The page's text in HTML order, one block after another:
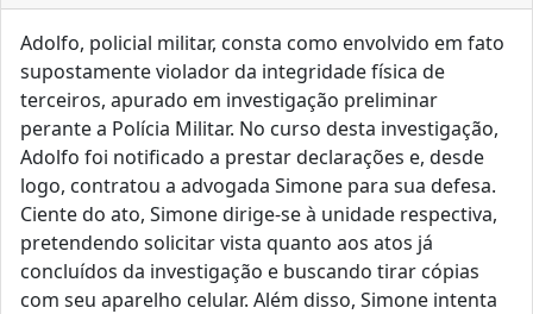
Adolfo, policial militar, consta como envolvido em fato
supostamente violador da integridade física de
terceiros, apurado em investigação preliminar
perante a Polícia Militar. No curso desta investigação,
Adolfo foi notificado a prestar declarações e, desde
logo, contratou a advogada Simone para sua defesa.
Ciente do ato, Simone dirige-se à unidade respectiva,
pretendendo solicitar vista quanto aos atos já
concluídos da investigação e buscando tirar cópias
com seu aparelho celular. Além disso, Simone intenta